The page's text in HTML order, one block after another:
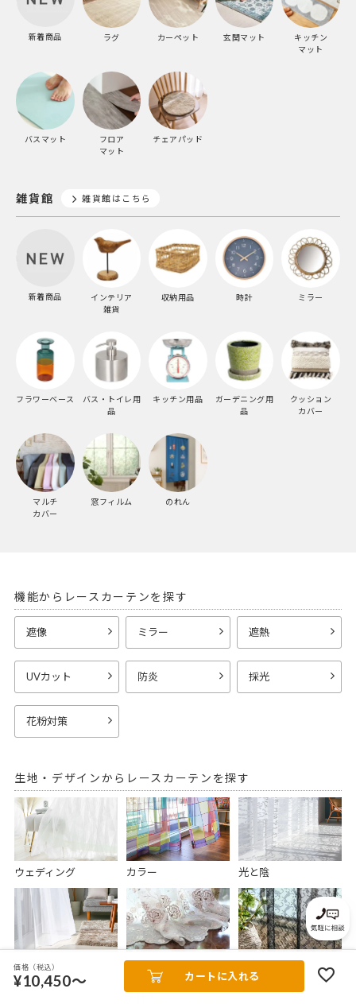
新着商品 ラグ カーペット 玄関マット
キッチン
マット
バスマット
フロア
マット
チェアパッド
雑貨館 雑貨館はこちら
新着商品
インテリア
雑貨
収納用品 時計 ミラー
フラワーベース
バス・トイレ用
品
キッチン用品
ガーデニング用
品
クッション
カバー
マルチ
カバー
窓フィルム のれん
機能からレースカーテンを探す
遮像 ミラー 遮熱
UVカット 防炎 採光
花粉対策
生地・デザインからレースカーテンを探す
ウェディング カラー 光と陰
ボイル 刺繍 編み
価格（税込）
¥10,450～ カートに入れる